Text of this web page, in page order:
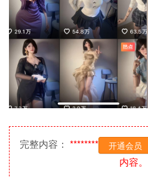
完整内容： ******** 开通会员
内容。